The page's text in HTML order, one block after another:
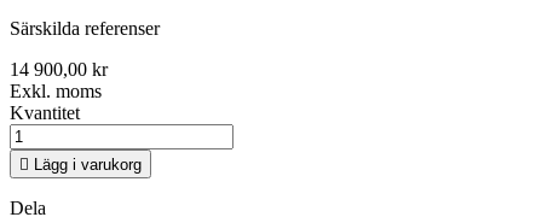
Särskilda referenser
14 900,00 kr
Exkl. moms
Kvantitet
 Lägg i varukorg
Dela